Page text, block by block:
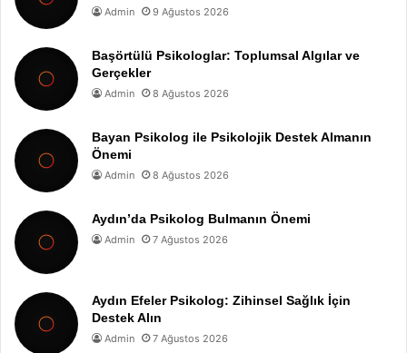
Admin 9 Ağustos 2026
Başörtülü Psikologlar: Toplumsal Algılar ve
Gerçekler
Admin 8 Ağustos 2026
Bayan Psikolog ile Psikolojik Destek Almanın
Önemi
Admin 8 Ağustos 2026
Aydın’da Psikolog Bulmanın Önemi
Admin 7 Ağustos 2026
Aydın Efeler Psikolog: Zihinsel Sağlık İçin
Destek Alın
Admin 7 Ağustos 2026